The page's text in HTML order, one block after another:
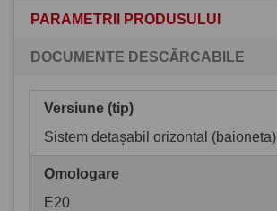
PARAMETRII PRODUSULUI
DOCUMENTE DESCĂRCABILE
Versiune (tip)
Sistem detașabil orizontal (baioneta)
Omologare
E20